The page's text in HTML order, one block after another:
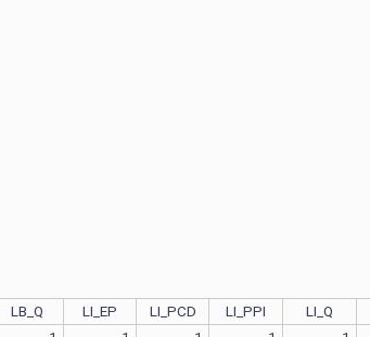
LB_Q LI_EP LI_PCD LI_PPI LI_Q